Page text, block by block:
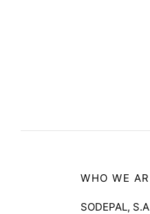
WHO WE
SODEPAL,